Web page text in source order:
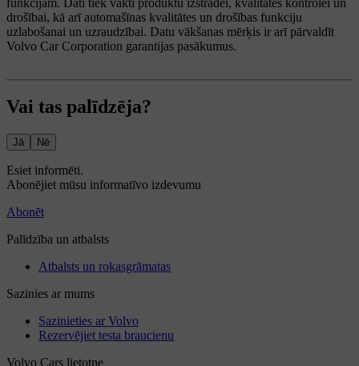
drošībai, kā arī automašīnas kvalitātes un drošības funkciju
uzlabošanai un uzraudzībai. Datu vākšanas mērķis ir arī pārvaldīt
Volvo Car Corporation garantijas pasākumus.
Vai tas palīdzēja?
Jā Nē